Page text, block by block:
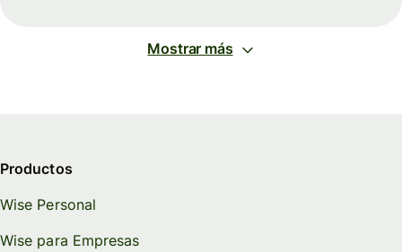
Mostrar más
Productos
Wise Personal
Wise para Empresas